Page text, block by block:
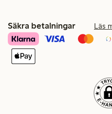
Säkra betalningar Läs